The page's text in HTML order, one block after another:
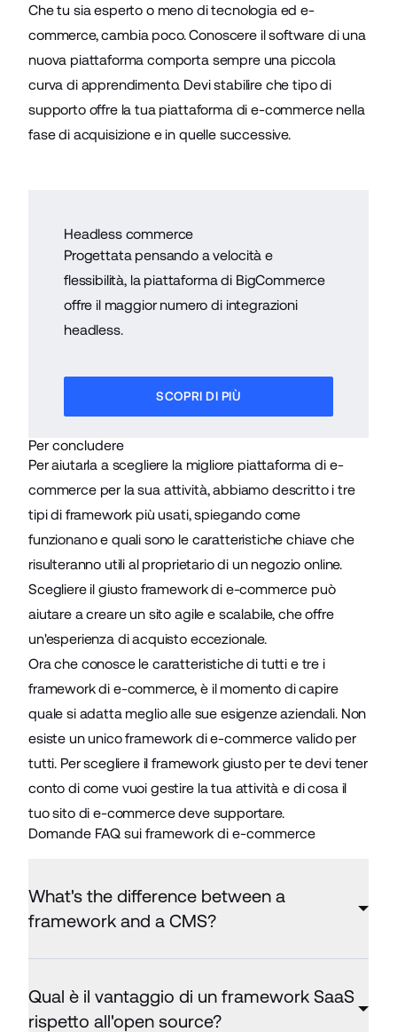
Che tu sia esperto o meno di tecnologia ed e-
commerce, cambia poco. Conoscere il software di una
nuova piattaforma comporta sempre una piccola
curva di apprendimento. Devi stabilire che tipo di
supporto offre la tua piattaforma di e-commerce nella
fase di acquisizione e in quelle successive.
Headless commerce
Progettata pensando a velocità e
flessibilità, la piattaforma di BigCommerce
offre il maggior numero di integrazioni
headless.
SCOPRI DI PIÙ
Per concludere
Per aiutarla a scegliere la migliore piattaforma di e-
commerce per la sua attività, abbiamo descritto i tre
tipi di framework più usati, spiegando come
funzionano e quali sono le caratteristiche chiave che
risulteranno utili al proprietario di un negozio online.
Scegliere il giusto framework di e-commerce può
aiutare a creare un sito agile e scalabile, che offre
un'esperienza di acquisto eccezionale.
Ora che conosce le caratteristiche di tutti e tre i
framework di e-commerce, è il momento di capire
quale si adatta meglio alle sue esigenze aziendali. Non
esiste un unico framework di e-commerce valido per
tutti. Per scegliere il framework giusto per te devi tener
conto di come vuoi gestire la tua attività e di cosa il
tuo sito di e-commerce deve supportare.
Domande FAQ sui framework di e-commerce
What's the difference between a
framework and a CMS?
Qual è il vantaggio di un framework SaaS
rispetto all'open source?